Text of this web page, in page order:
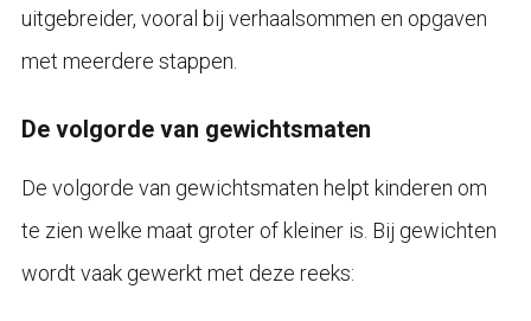
uitgebreider, vooral bij verhaalsommen en opgaven
met meerdere stappen.
De volgorde van gewichtsmaten
De volgorde van gewichtsmaten helpt kinderen om
te zien welke maat groter of kleiner is. Bij gewichten
wordt vaak gewerkt met deze reeks: